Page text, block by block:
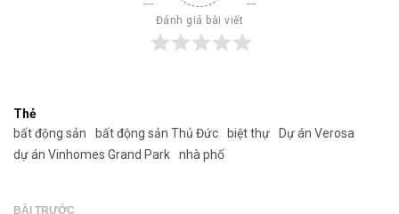
Đánh giá bài viết
Thẻ
bất động sản
bất động sản Thủ Đức biệt thự
Dự án Verosa
dự án Vinhomes Grand Park
nhà phố
BÀI TRƯỚC